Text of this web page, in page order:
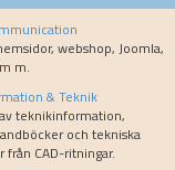
webshop, Joomla,
m.
& Teknik
teknikinformation,
och tekniska
från CAD-ritningar.